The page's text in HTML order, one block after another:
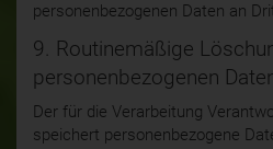
personenbezogenen Daten an
9. Routinemäßige
personenbezogenen
Der für die Verarbeitung
speichert personenbezogene